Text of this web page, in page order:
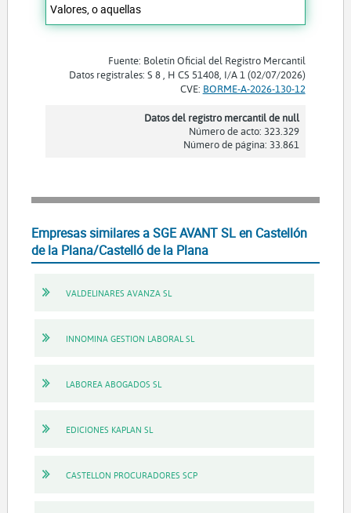
Valores, o aquellas
Fuente: Boletín Oficial del Registro Mercantil
Datos registrales: S 8 , H CS 51408, I/A 1 (02/07/2026)
CVE: BORME-A-2026-130-12
Datos del registro mercantil de null
Número de acto: 323.329
Número de página: 33.861
Empresas similares a SGE AVANT SL en Castellón
de la Plana/Castelló de la Plana
VALDELINARES AVANZA SL
INNOMINA GESTION LABORAL SL
LABOREA ABOGADOS SL
EDICIONES KAPLAN SL
CASTELLON PROCURADORES SCP